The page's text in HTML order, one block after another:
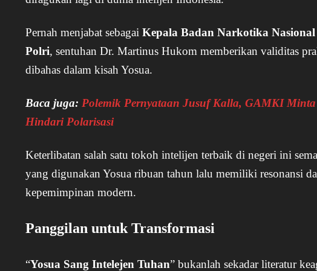
Pernah menjabat sebagai Kepala Badan Narkotika
Polri, sentuhan Dr. Martinus Hukom memberikan validitas
dibahas dalam kisah Yosua.
Baca juga: Polemik Pernyataan Jusuf Kalla, GAMKI
Hindari Polarisasi
Keterlibatan salah satu tokoh intelijen terbaik di negeri ini
yang digunakan Yosua ribuan tahun lalu memiliki resonansi
kepemimpinan modern.
Panggilan untuk Transformasi
“Yosua Sang Intelejen Tuhan” bukanlah sekadar literatur